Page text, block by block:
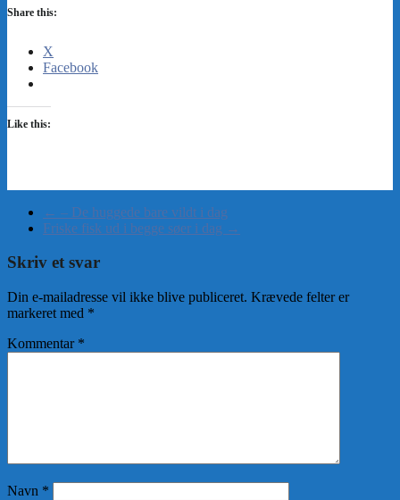
Share this:
X
Facebook
Like this:
← – De huggede bare vildt i dag
Friske fisk ud i begge søer i dag →
Skriv et svar
Din e-mailadresse vil ikke blive publiceret. Krævede felter er
markeret med *
Kommentar *
Navn *